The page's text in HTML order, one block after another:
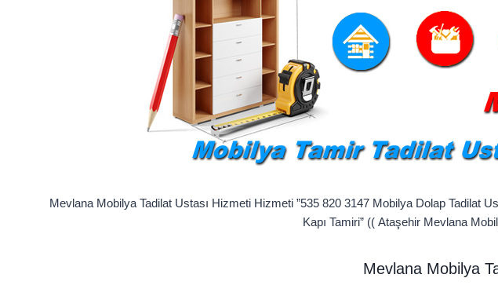
Mevlana Mobilya Tadilat Ustası Hizmeti Hizmeti ”535 820 3147 Mobilya Dolap Tadilat
Kapı Tamiri” (( Ataşehir Mevlana
Mevlana Mobilya